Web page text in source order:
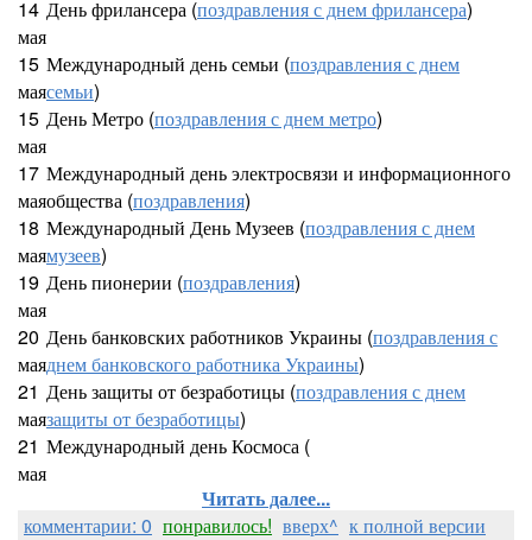
14
мая
День фрилансера (поздравления с днем фрилансера)
15
мая
Международный день семьи (поздравления с днем
семьи)
15
мая
День Метро (поздравления с днем метро)
17
мая
Международный день электросвязи и информационного
общества (поздравления)
18
мая
Международный День Музеев (поздравления с днем
музеев)
19
мая
День пионерии (поздравления)
20
мая
День банковских работников Украины (поздравления с
днем банковского работника Украины)
21
мая
День защиты от безработицы (поздравления с днем
защиты от безработицы)
21
мая
Международный день Космоса (
Читать далее...
комментарии: 0 понравилось! вверх^ к полной версии